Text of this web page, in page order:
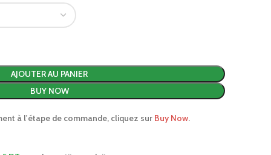
AJOUTER AU PANIER
BUY NOW
à l'étape de commande, cliquez sur Buy Now.